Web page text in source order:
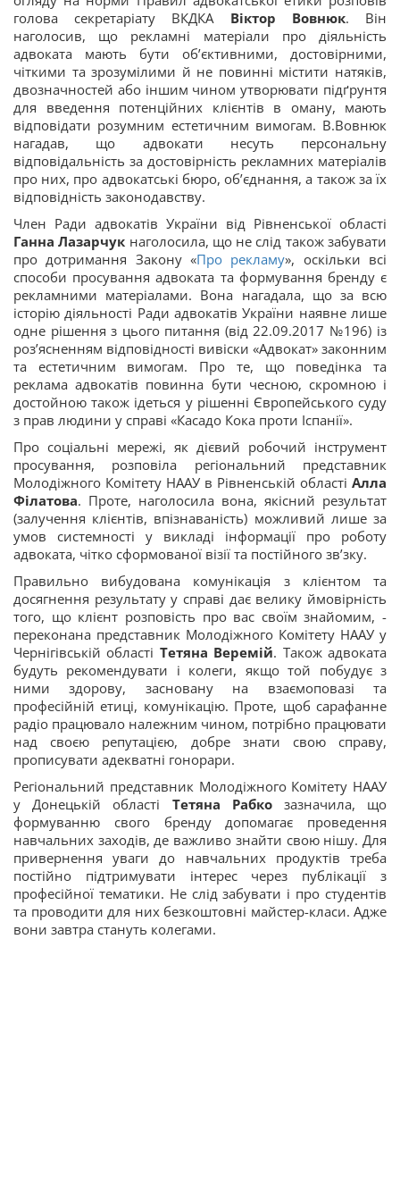
голова секретаріату ВКДКА Віктор Вовнюк. Він
наголосив, що рекламні матеріали про діяльність
адвоката мають бути об’єктивними, достовірними,
чіткими та зрозумілими й не повинні містити натяків,
двозначностей або іншим чином утворювати підґрунтя
для введення потенційних клієнтів в оману, мають
відповідати розумним естетичним вимогам. В.Вовнюк
нагадав, що адвокати несуть персональну
відповідальність за достовірність рекламних матеріалів
про них, про адвокатські бюро, об’єднання, а також за їх
відповідність законодавству.
Член Ради адвокатів України від Рівненської області
Ганна Лазарчук наголосила, що не слід також забувати
про дотримання Закону «Про рекламу», оскільки всі
способи просування адвоката та формування бренду є
рекламними матеріалами. Вона нагадала, що за всю
історію діяльності Ради адвокатів України наявне лише
одне рішення з цього питання (від 22.09.2017 №196) із
роз’ясненням відповідності вивіски «Адвокат» законним
та естетичним вимогам. Про те, що поведінка та
реклама адвокатів повинна бути чесною, скромною і
достойною також ідеться у рішенні Європейського суду
з прав людини у справі «Касадо Кока проти Іспанії».
Про соціальні мережі, як дієвий робочий інструмент
просування, розповіла регіональний представник
Молодіжного Комітету НААУ в Рівненській області Алла
Філатова. Проте, наголосила вона, якісний результат
(залучення клієнтів, впізнаваність) можливий лише за
умов системності у викладі інформації про роботу
адвоката, чітко сформованої візії та постійного зв’зку.
Правильно вибудована комунікація з клієнтом та
досягнення результату у справі дає велику ймовірність
того, що клієнт розповість про вас своїм знайомим, -
переконана представник Молодіжного Комітету НААУ у
Чернігівській області Тетяна Веремій. Також адвоката
будуть рекомендувати і колеги, якщо той побудує з
ними здорову, засновану на взаємоповазі та
професійній етиці, комунікацію. Проте, щоб сарафанне
радіо працювало належним чином, потрібно працювати
над своєю репутацією, добре знати свою справу,
прописувати адекватні гонорари.
Регіональний представник Молодіжного Комітету НААУ
у Донецькій області Тетяна Рабкозазначила, що
формуванню свого бренду допомагає проведення
навчальних заходів, де важливо знайти свою нішу. Для
привернення уваги до навчальних продуктів треба
постійно підтримувати інтерес через публікації з
професійної тематики. Не слід забувати і про студентів
та проводити для них безкоштовні майстер-класи. Адже
вони завтра стануть колегами.